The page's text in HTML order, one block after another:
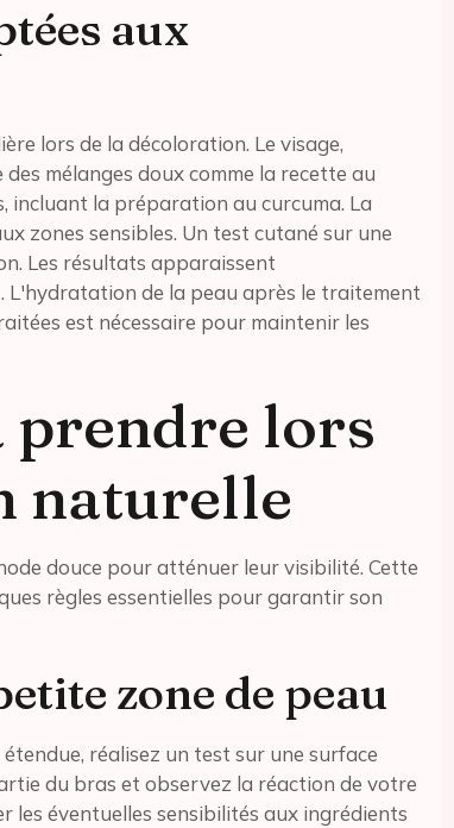
aux
lors de la décoloration. Le visage,
mélanges doux comme la recette au
incluant la préparation au curcuma. La
zones sensibles. Un test cutané sur une
Les résultats apparaissent
L'hydratation de la peau après le traitement
est nécessaire pour maintenir les
prendre lors
naturelle
douce pour atténuer leur visibilité. Cette
règles essentielles pour garantir son
zone de peau
réalisez un test sur une surface
du bras et observez la réaction de votre
éventuelles sensibilités aux ingrédients